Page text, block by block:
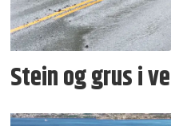
Stein og grus i